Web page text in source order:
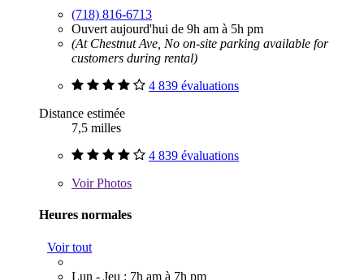
(718) 816-6713
Ouvert aujourd'hui de 9h am à 5h pm
(At Chestnut Ave, No on-site parking available for
customers during rental)
4 839 évaluations
Distance estimée
7,5 milles
4 839 évaluations
VoirPhotos
Heures normales
Voir tout
Lun - Jeu : 7h am à 7h pm